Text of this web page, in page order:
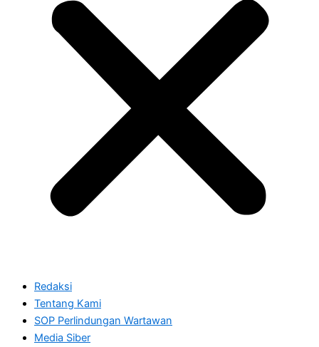
Redaksi
Tentang Kami
SOP Perlindungan Wartawan
Media Siber